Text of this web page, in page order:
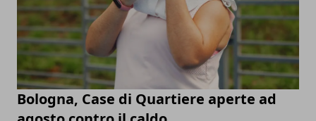
Bologna, Case di Quartiere aperte ad